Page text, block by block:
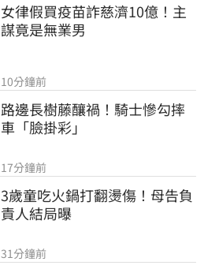
女律假買疫苗詐慈濟10億！主
謀竟是無業男
10分鐘前
路邊長樹藤釀禍！騎士慘勾摔
車「臉掛彩」
17分鐘前
3歲童吃火鍋打翻燙傷！母告負
責人結局曝
31分鐘前